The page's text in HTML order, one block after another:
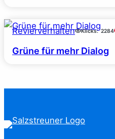
Revierverhalten Klicks: 2284
Grüne für mehr Dialog